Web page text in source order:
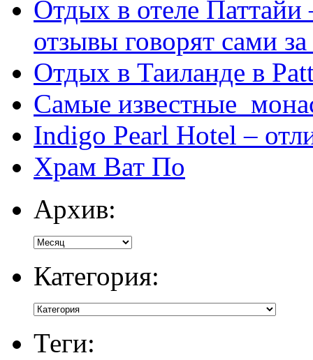
Отдых в отеле
отзывы говорят сами за
Отдых в Таиланде в
Самые известные
Indigo Pearl Hotel –
Храм Ват По
Архив:
Категория:
Теги: